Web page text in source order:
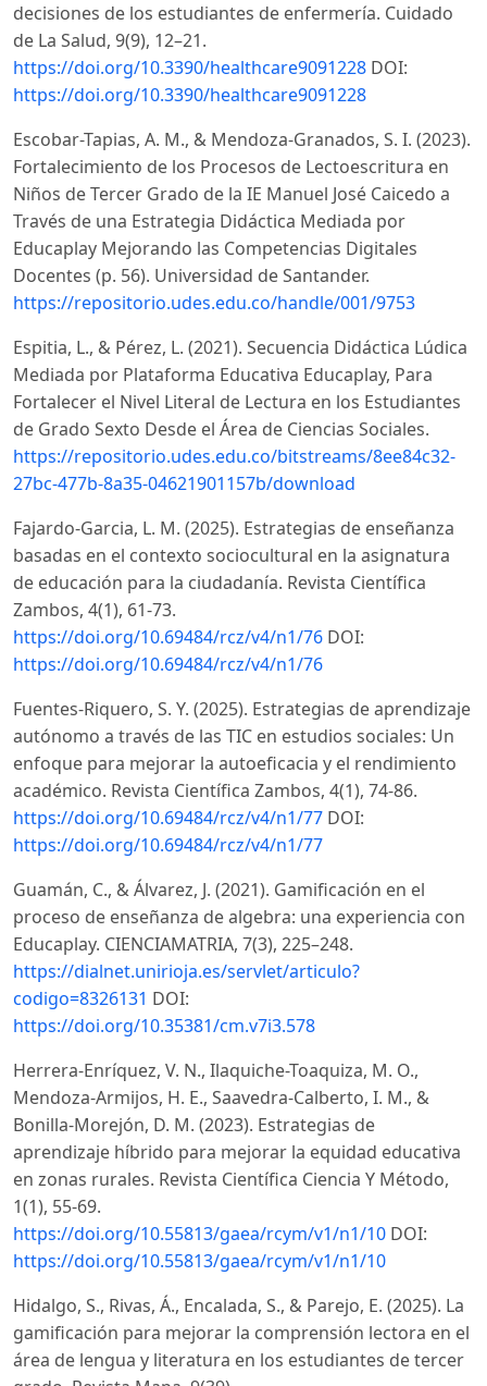
decisiones de los estudiantes de enfermería. Cuidado
de La Salud, 9(9), 12–21.
https://doi.org/10.3390/healthcare9091228 DOI:
https://doi.org/10.3390/healthcare9091228
Escobar-Tapias, A. M., & Mendoza-Granados, S. I. (2023).
Fortalecimiento de los Procesos de Lectoescritura en
Niños de Tercer Grado de la IE Manuel José Caicedo a
Través de una Estrategia Didáctica Mediada por
Educaplay Mejorando las Competencias Digitales
Docentes (p. 56). Universidad de Santander.
https://repositorio.udes.edu.co/handle/001/9753
Espitia, L., & Pérez, L. (2021). Secuencia Didáctica Lúdica
Mediada por Plataforma Educativa Educaplay, Para
Fortalecer el Nivel Literal de Lectura en los Estudiantes
de Grado Sexto Desde el Área de Ciencias Sociales.
https://repositorio.udes.edu.co/bitstreams/8ee84c32-
27bc-477b-8a35-04621901157b/download
Fajardo-Garcia, L. M. (2025). Estrategias de enseñanza
basadas en el contexto sociocultural en la asignatura
de educación para la ciudadanía. Revista Científica
Zambos, 4(1), 61-73.
https://doi.org/10.69484/rcz/v4/n1/76 DOI:
https://doi.org/10.69484/rcz/v4/n1/76
Fuentes-Riquero, S. Y. (2025). Estrategias de aprendizaje
autónomo a través de las TIC en estudios sociales: Un
enfoque para mejorar la autoeficacia y el rendimiento
académico. Revista Científica Zambos, 4(1), 74-86.
https://doi.org/10.69484/rcz/v4/n1/77 DOI:
https://doi.org/10.69484/rcz/v4/n1/77
Guamán, C., & Álvarez, J. (2021). Gamificación en el
proceso de enseñanza de algebra: una experiencia con
Educaplay. CIENCIAMATRIA, 7(3), 225–248.
https://dialnet.unirioja.es/servlet/articulo?
codigo=8326131 DOI:
https://doi.org/10.35381/cm.v7i3.578
Herrera-Enríquez, V. N., Ilaquiche-Toaquiza, M. O.,
Mendoza-Armijos, H. E., Saavedra-Calberto, I. M., &
Bonilla-Morejón, D. M. (2023). Estrategias de
aprendizaje híbrido para mejorar la equidad educativa
en zonas rurales. Revista Científica Ciencia Y Método,
1(1), 55-69.
https://doi.org/10.55813/gaea/rcym/v1/n1/10 DOI:
https://doi.org/10.55813/gaea/rcym/v1/n1/10
Hidalgo, S., Rivas, Á., Encalada, S., & Parejo, E. (2025). La
gamificación para mejorar la comprensión lectora en el
área de lengua y literatura en los estudiantes de tercer